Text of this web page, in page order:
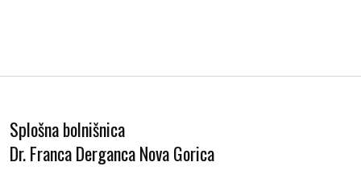
Splošna bolnišnica
Dr. Franca Derganca Nova Gorica